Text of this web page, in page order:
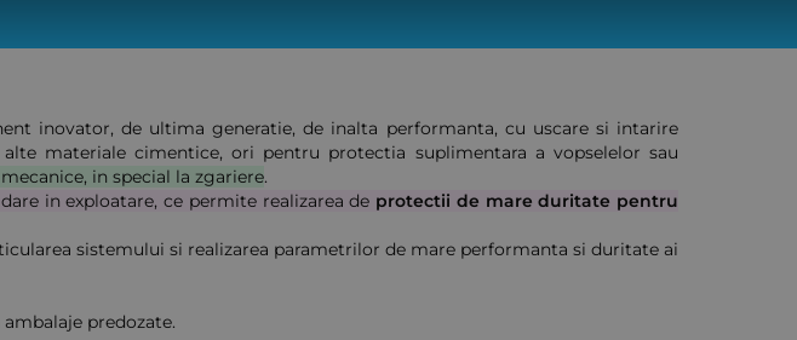
inovator, de ultima generatie, de inalta performanta, cu uscare si intarire
materiale cimentice, ori pentru protectia suplimentara a vopselelor sau
in special la zgariere.
in exploatare, ce permite realizarea de protectii de mare duritate pentru
sistemului si realizarea parametrilor de mare performanta si duritate ai
predozate.